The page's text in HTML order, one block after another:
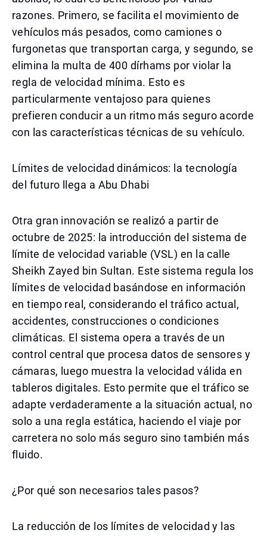
razones. Primero, se facilita el movimiento de
vehículos más pesados, como camiones o
furgonetas que transportan carga, y segundo, se
elimina la multa de 400 dírhams por violar la
regla de velocidad mínima. Esto es
particularmente ventajoso para quienes
prefieren conducir a un ritmo más seguro acorde
con las características técnicas de su vehículo.
Límites de velocidad dinámicos: la tecnología
del futuro llega a Abu Dhabi
Otra gran innovación se realizó a partir de
octubre de 2025: la introducción del sistema de
límite de velocidad variable (VSL) en la calle
Sheikh Zayed bin Sultan. Este sistema regula los
límites de velocidad basándose en información
en tiempo real, considerando el tráfico actual,
accidentes, construcciones o condiciones
climáticas. El sistema opera a través de un
control central que procesa datos de sensores y
cámaras, luego muestra la velocidad válida en
tableros digitales. Esto permite que el tráfico se
adapte verdaderamente a la situación actual, no
solo a una regla estática, haciendo el viaje por
carretera no solo más seguro sino también más
fluido.
¿Por qué son necesarios tales pasos?
La reducción de los límites de velocidad y las